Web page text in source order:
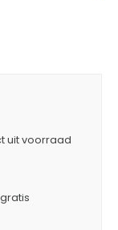
uit voorraad